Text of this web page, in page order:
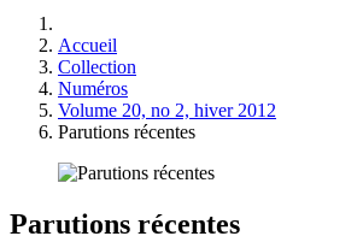
Accueil
Collection
Numéros
Volume 20, no 2, hiver 2012
Parutions récentes
Parutions récentes